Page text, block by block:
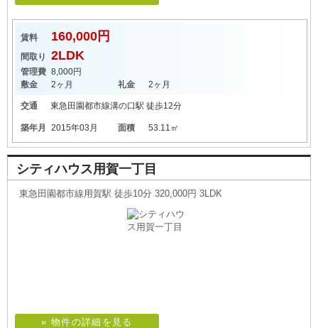
賃料 160,000円
間取り 2LDK
管理費 8,000円
敷金
2ヶ月 礼金 2ヶ月
交通 東急田園都市線溝の口駅 徒歩12分
築年月 2015年03月 面積 53.11㎡
シティハウス用賀一丁目
東急田園都市線用賀駅 徒歩10分 320,000円 3LDK
» 物件の詳細を見る